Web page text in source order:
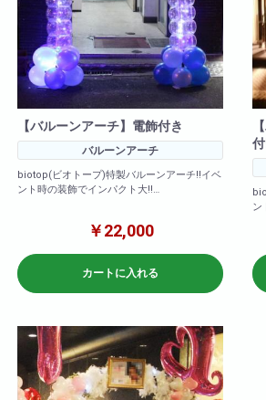
【バルーンアーチ】電飾付き
バルーンアーチ
biotop(ビオトープ)特製バルーンアーチ!!イベ
ント時の装飾でインパクト大!!
記載下さいませ。
記載のない場合はおまかせでの作成となりま
すのであらかじめご了承下さいませ。
￥22,000
カートに入れる
ン
※
記